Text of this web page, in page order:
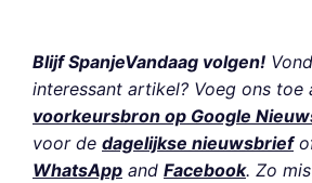
Blijf SpanjeVandaag volgen!
interessant artikel? Voeg ons toe
voorkeursbron op Google
voor de dagelijkse nieuwsbrief
WhatsApp and Facebook. Zo